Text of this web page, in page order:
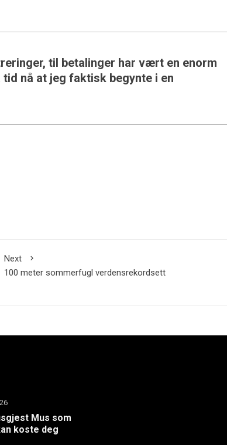
til betalinger har vært en enorm
nå at jeg faktisk begynte i en
Next
100 meter sommerfugl verdensrekordsett
Mus som
koste deg